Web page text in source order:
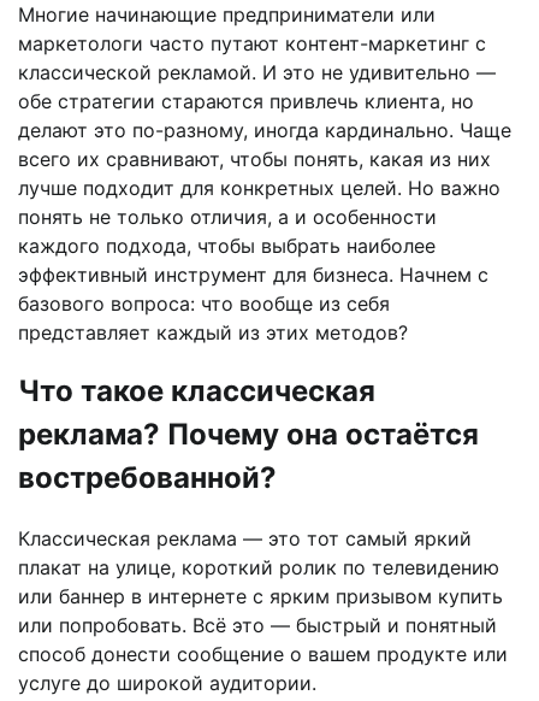
Многие начинающие предприниматели или
маркетологи часто путают контент-маркетинг с
классической рекламой. И это не удивительно —
обе стратегии стараются привлечь клиента, но
делают это по-разному, иногда кардинально. Чаще
всего их сравнивают, чтобы понять, какая из них
лучше подходит для конкретных целей. Но важно
понять не только отличия, а и особенности
каждого подхода, чтобы выбрать наиболее
эффективный инструмент для бизнеса. Начнем с
базового вопроса: что вообще из себя
представляет каждый из этих методов?
Что такое классическая
реклама? Почему она остаётся
востребованной?
Классическая реклама — это тот самый яркий
плакат на улице, короткий ролик по телевидению
или баннер в интернете с ярким призывом купить
или попробовать. Всё это — быстрый и понятный
способ донести сообщение о вашем продукте или
услуге до широкой аудитории.